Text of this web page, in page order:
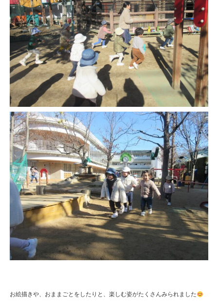
お絵描きや、おままごとをしたりと、楽しむ姿がたくさんみられました